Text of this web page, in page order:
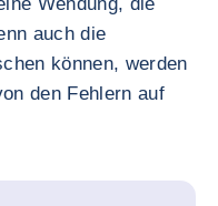
auch die
können, werden
den Fehlern auf